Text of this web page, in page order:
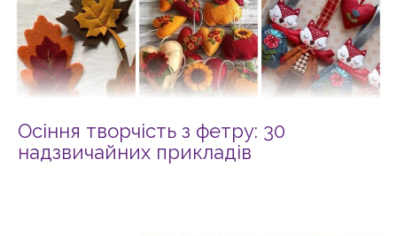
Осіння творчість з фетру: 30
надзвичайних прикладів